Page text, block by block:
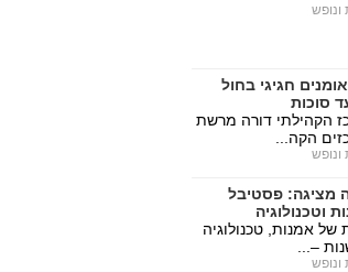
ונופש
אומנים חגיגי בחול
סוכות
הקהילתי דורה מרשת
הקה...
ונופש
מציגה: פסטיבל
וטכנולוגיה
של אמנות, טכנולוגיה
–...
ונופש